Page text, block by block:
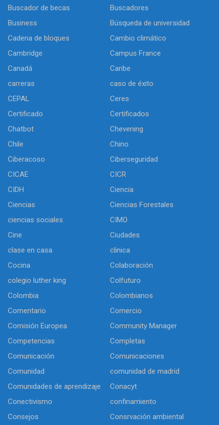
Buscador de becas
Buscadores
Business
Búsqueda de universidad
Cadena de bloques
Cambio climático
Cambridge
Campus France
Canadá
Caribe
carreras
caso de éxito
CEPAL
Ceres
Certificado
Certificados
Chatbot
Chevening
Chile
Chino
Ciberacoso
Ciberseguridad
CICAE
CICR
CIDH
Ciencia
Ciencias
Ciencias Forestales
ciencias sociales
CIMO
Cine
Ciudades
clase en casa
clinica
Cocina
Colaboración
colegio luther king
Colfuturo
Colombia
Colombianos
Comentario
Comercio
Comisión Europea
Community Manager
Competencias
Completas
Comunicación
Comunicaciones
Comunidad
comunidad de madrid
Comunidades de aprendizaje
Conacyt
Conectivismo
confinamiento
Consejos
Consrvación ambiental